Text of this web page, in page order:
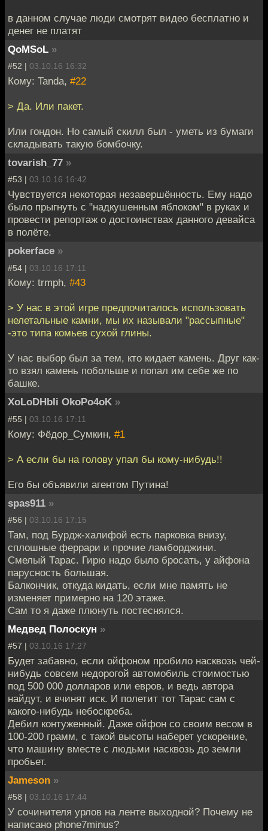
в данном случае люди смотрят видео бесплатно и
денег не платят
QoMSoL »
#52 | 03.10.16 16:32
Кому: Tanda, #22
> Да. Или пакет.
Или гондон. Но самый скилл был - уметь из бумаги
складывать такую бомбочку.
tovarish_77 »
#53 | 03.10.16 16:42
Чувствуется некоторая незавершённость. Ему надо
было прыгнуть с "надкушенным яблоком" в руках и
провести репортаж о достоинствах данного девайса
в полёте.
pokerface »
#54 | 03.10.16 17:11
Кому: trmph, #43
> У нас в этой игре предпочиталось использовать
нелетальные камни, мы их называли "рассыпные"
-это типа комьев сухой глины.
У нас выбор был за тем, кто кидает камень. Друг как-
то взял камень побольше и попал им себе же по
башке.
XoLoDHbIi OkoPo4oK »
#55 | 03.10.16 17:11
Кому: Фёдор_Сумкин, #1
> А если бы на голову упал бы кому-нибудь!!
Его бы объявили агентом Путина!
spas911 »
#56 | 03.10.16 17:15
Там, под Бурдж-халифой есть парковка внизу,
сплошные феррари и прочие ламборджини.
Смелый Тарас. Гирю надо было бросать, у айфона
парусность большая.
Балкончик, откуда кидать, если мне память не
изменяет примерно на 120 этаже.
Сам то я даже плюнуть постеснялся.
Медвед Полоскун »
#57 | 03.10.16 17:27
Будет забавно, если ойфоном пробило насквозь чей-
нибудь совсем недорогой автомобиль стоимостью
под 500 000 долларов или евров, и ведь автора
найдут, и вчинят иск. И полетит тот Тарас сам с
какого-нибудь небоскреба.
Дебил контуженный. Даже ойфон со своим весом в
100-200 грамм, с такой высоты наберет ускорение,
что машину вместе с людьми насквозь до земли
пробьет.
Jameson »
#58 | 03.10.16 17:44
У сочинителя урлов на ленте выходной? Почему не
написано phone7minus?